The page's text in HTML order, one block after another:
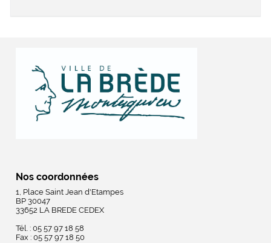
Nos coordonnées
1, Place Saint Jean d'Etampes
BP 30047
33652 LA BREDE CEDEX
Tél. : 05 57 97 18 58
Fax : 05 57 97 18 50